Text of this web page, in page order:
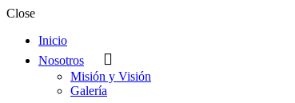
Close
Inicio
Nosotros
Misión y Visión
Galería